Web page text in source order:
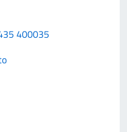
400035